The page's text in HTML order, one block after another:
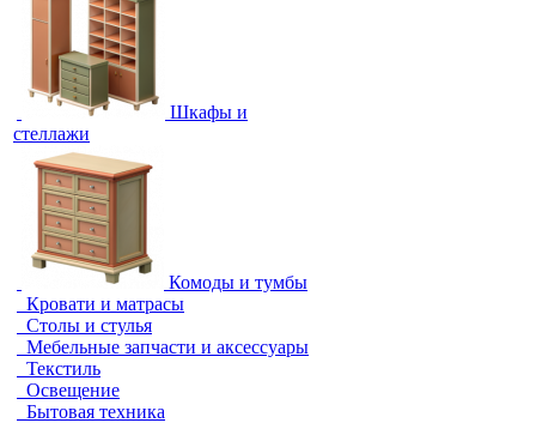
Шкафы и
стеллажи
Комоды и тумбы
Кровати и матрасы
Столы и стулья
Мебельные запчасти и аксессуары
Текстиль
Освещение
Бытовая техника